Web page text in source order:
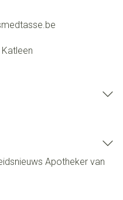
Apotheker van